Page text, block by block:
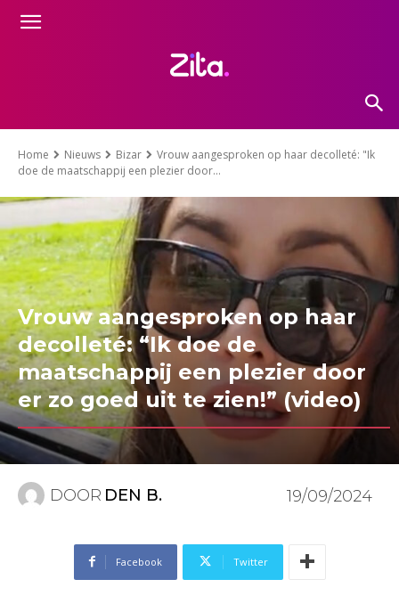
Home Nieuws Bizar
Vrouw aangesproken op haar decolleté: "Ik
doe de maatschappij een plezier door...
Vrouw aangesproken op haar
decolleté: “Ik doe de
maatschappij een plezier door
er zo goed uit te zien!” (video)
DOOR DEN B. 19/09/2024
Facebook Twitter